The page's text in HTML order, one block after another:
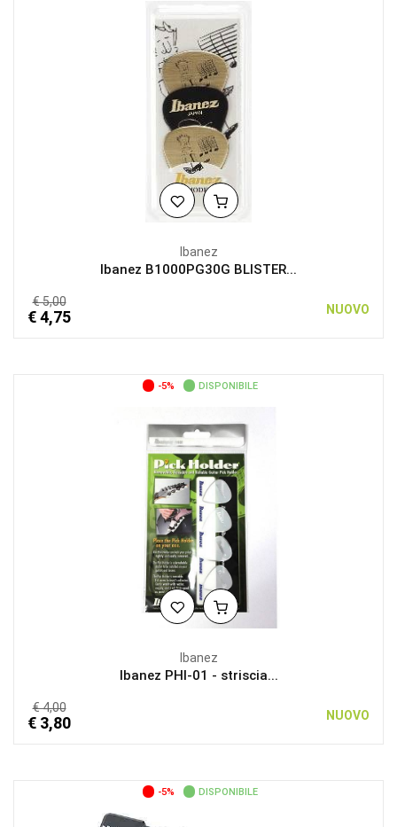
Ibanez
Ibanez B1000PG30G BLISTER...
€ 5,00
€ 4,75 NUOVO
-5% DISPONIBILE
Ibanez
Ibanez PHI-01 - striscia...
€ 4,00
€ 3,80 NUOVO
-5% DISPONIBILE